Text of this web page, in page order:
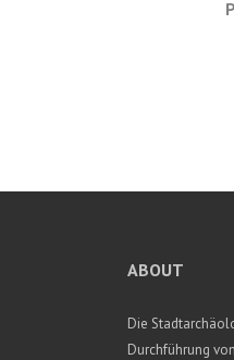
ABOUT
Die
Durchführung